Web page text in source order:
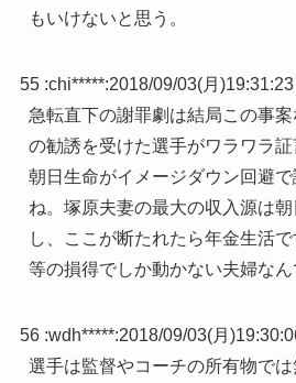
もいけないと思う。
55 :chi*****:2018/09/03(月)19:31:23
急転直下の謝罪劇は結局この事
の勧誘を受けた選手がワラワラ証
朝日生命がイメージダウン回避
ね。塚原夫妻の最大の収入源は
し、ここが断たれたら年金生活
等の損得でしか動かない夫婦なん
56 :wdh*****:2018/09/03(月
選手は監督やコーチの所有物で